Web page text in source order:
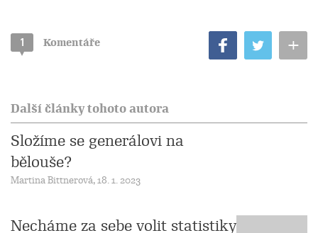
1 Komentáře +
Další články tohoto autora
Složíme se generálovi na
bělouše?
Martina Bittnerová, 18. 1. 2023
Necháme za sebe volit statistiky